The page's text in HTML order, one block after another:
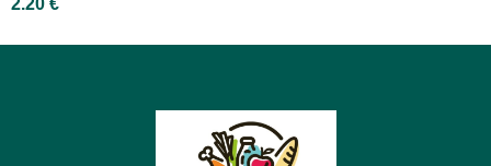
2.20 €